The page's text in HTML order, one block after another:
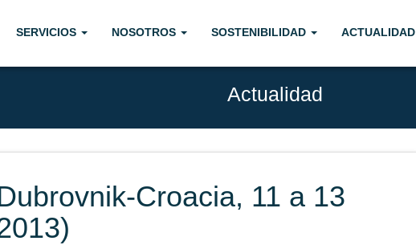
SERVICIOS NOSOTROS SOSTENIBILIDAD ACTUALIDAD
Actualidad
Croacia, 11 a 13